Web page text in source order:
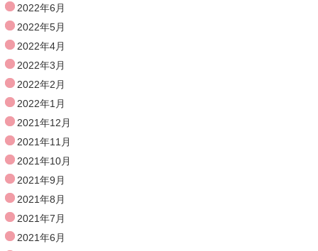
2022年6月
2022年5月
2022年4月
2022年3月
2022年2月
2022年1月
2021年12月
2021年11月
2021年10月
2021年9月
2021年8月
2021年7月
2021年6月